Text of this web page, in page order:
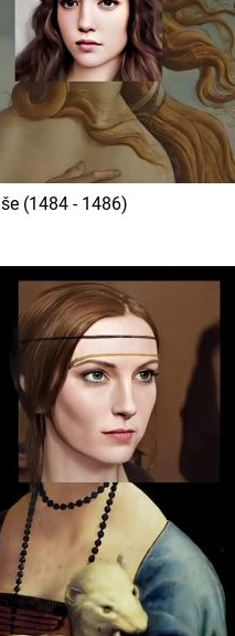
(1484 - 1486)